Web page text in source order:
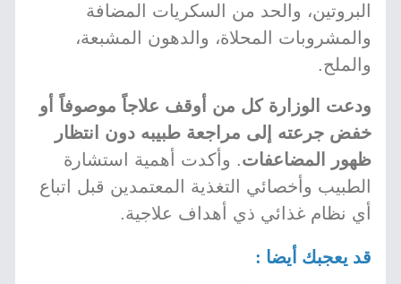
البروتين، والحد من السكريات المضافة
والمشروبات المحلاة، والدهون المشبعة،
والملح.
ودعت الوزارة كل من أوقف علاجاً موصوفاً أو
خفض جرعته إلى مراجعة طبيبه دون انتظار
ظهور المضاعفات. وأكدت أهمية استشارة
الطبيب وأخصائي التغذية المعتمدين قبل اتباع
أي نظام غذائي ذي أهداف علاجية.
قد يعجبك أيضا :